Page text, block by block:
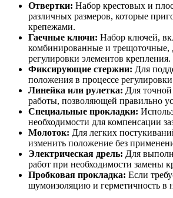
Отвертки: Набор крестовых и
различных размеров, которые
крепежами.
Гаечные ключи: Набор ключей,
комбинированные и трещоточные,
регулировки элементов крепления.
Фиксирующие стержни: Для
положения в процессе
Линейка или рулетка: Для
работы, позволяющей правильно
Специальные прокладки:
необходимости для компенсации
Молоток: Для легких
изменить положение без
Электрическая дрель: Для
работ при необходимости замены
Пробковая прокладка: Если
шумоизоляцию и герметичность в